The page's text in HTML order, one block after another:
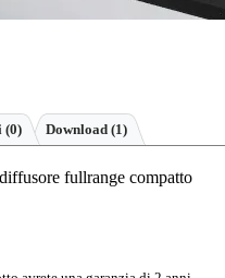
(0) Download (1)
fullrange compatto